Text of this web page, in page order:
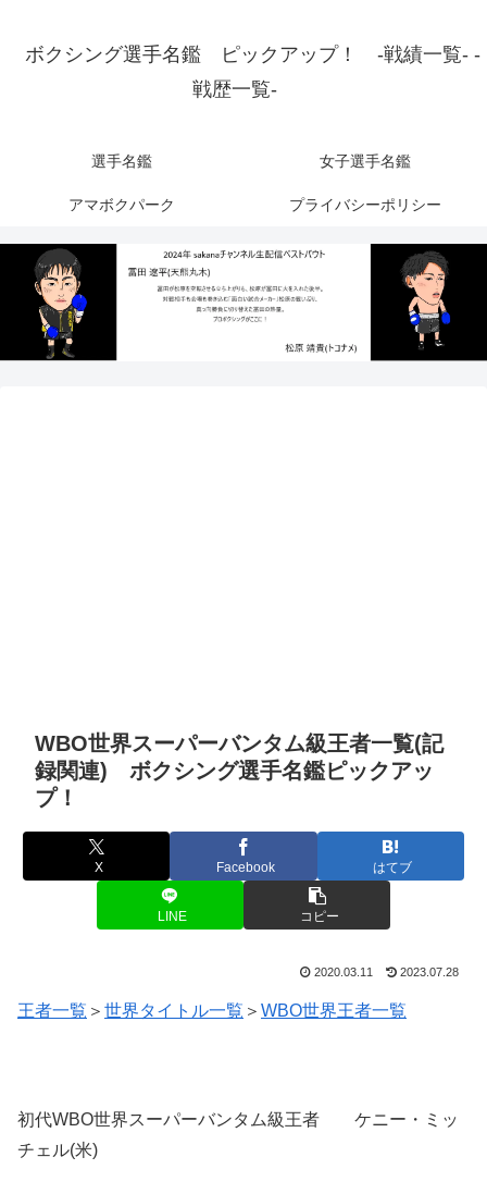
ボクシング選手名鑑 ピックアップ！ -戦績一覧- -
戦歴一覧-
選手名鑑 女子選手名鑑
アマボクパーク プライバシーポリシー
WBO世界スーパーバンタム級王者一覧(記
録関連) ボクシング選手名鑑ピックアッ
プ！
X Facebook はてブ
LINE コピー
2020.03.11 2023.07.28
王者一覧 ＞ 世界タイトル一覧 ＞ WBO世界王者一覧
初代WBO世界スーパーバンタム級王者 ケニー・ミッ
チェル(米)